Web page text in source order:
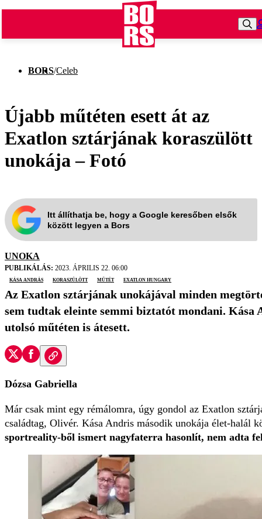
BORS/Celeb
Újabb műtéten esett át az
Exatlon sztárjának koraszülött
unokája – Fotó
Itt állíthatja be, hogy a Google keresőben elsők
között legyen a Bors
UNOKA
PUBLIKÁLÁS: 2023. ÁPRILIS 22. 06:00
Kása András
koraszülött műtét Exatlon Hungary
Az Exatlon sztárjának unokájával minden
sem tudtak eleinte semmi biztatót mondani. Kása
utolsó műtéten is átesett.
Dózsa Gabriella
Már csak mint egy rémálomra, úgy gondol az Exatlon
családtag, Olivér. Kása Andris második unokája élet-halál
sportreality-ből ismert nagyfaterra hasonlít, nem adta